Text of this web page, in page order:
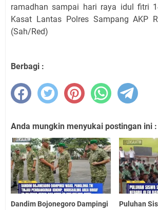
ramadhan sampai hari raya idul fitri
Kasat Lantas Polres Sampang AKP
(Sah/Red)
Berbagi :
Anda mungkin menyukai postingan ini :
Dandim Bojonegoro Dampingi
Puluhan